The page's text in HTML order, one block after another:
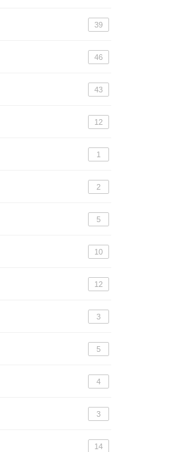
39
46
43
12
1
2
5
10
12
3
5
4
3
14